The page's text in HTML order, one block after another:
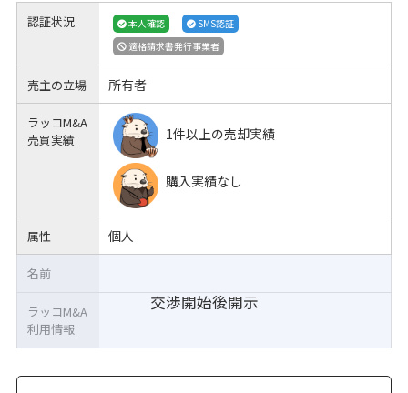
認証状況 本人確認
SMS認証
適格請求書発行事業者
売主の立場 所有者
ラッコM&A
売買実績
1件以上の売却実績
購入実績なし
属性 個人
交渉開始後開示
名前
ラッコM&A
利用情報